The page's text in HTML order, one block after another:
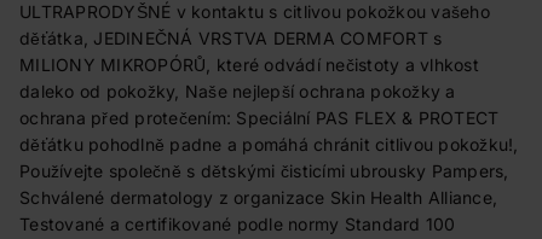
ULTRAPRODYŠNÉ v kontaktu s citlivou pokožkou vašeho
děťátka, JEDINEČNÁ VRSTVA DERMA COMFORT s
MILIONY MIKROPÓRŮ, které odvádí nečistoty a vlhkost
daleko od pokožky, Naše nejlepší ochrana pokožky a
ochrana před protečením: Speciální PAS FLEX & PROTECT
děťátku pohodlně padne a pomáhá chránit citlivou pokožku!,
Používejte společně s dětskými čisticími ubrousky Pampers,
Schválené dermatology z organizace Skin Health Alliance,
Testované a certifikované podle normy Standard 100